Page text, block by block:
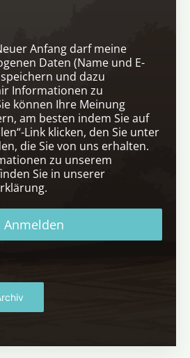
Anfang darf meine
Daten (Name und E-
und dazu
Informationen zu
können Ihre Meinung
am besten indem Sie auf
Link klicken, den Sie unter
die Sie von uns erhalten.
zu unserem
Sie in unserer
Anmelden